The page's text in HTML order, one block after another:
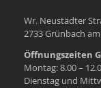
Wr. Neustädter
2733 Grünbach
Öffnungszeiten
Montag: 8.00 –
Dienstag und